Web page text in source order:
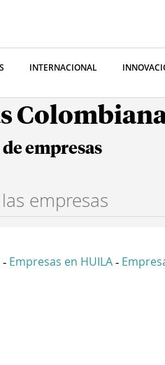
INTERNACIONAL
empresas
- Empresas en HUILA -